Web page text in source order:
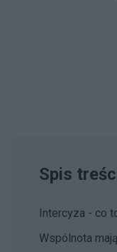
Spis
Intercyza - co
Wspólnota